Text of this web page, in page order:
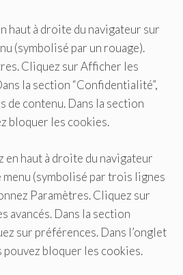
haut à droite du navigateur sur
(symbolisé par un rouage).
Cliquez sur Afficher les
la section “Confidentialité”,
de contenu. Dans la section
bloquer les cookies.
en haut à droite du navigateur
(symbolisé par trois lignes
Paramètres. Cliquez sur
avancés. Dans la section
sur préférences. Dans l’onglet
pouvez bloquer les cookies.